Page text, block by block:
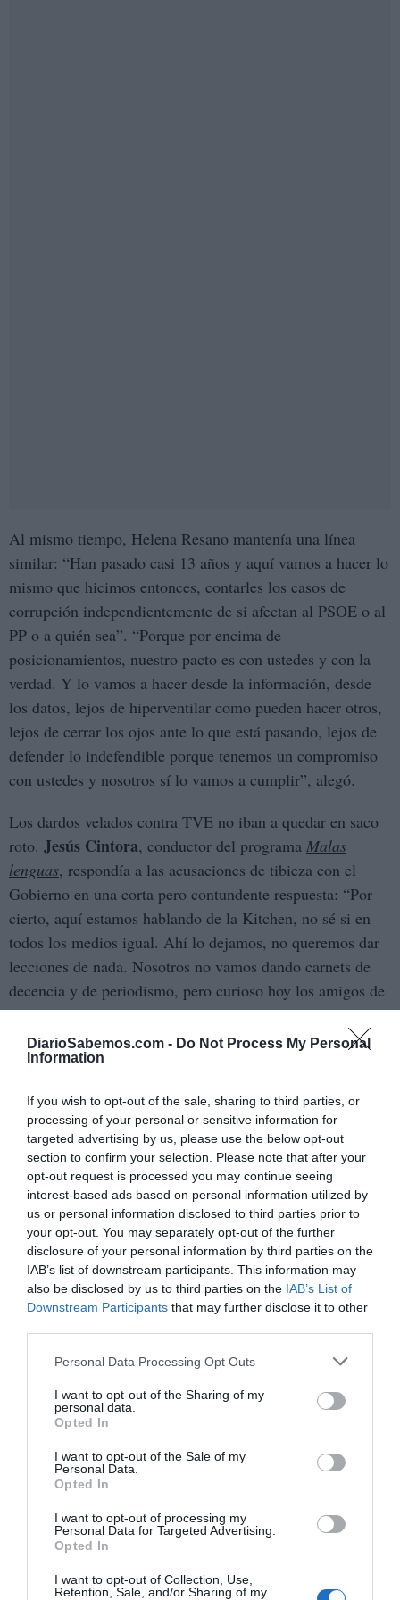
DiarioSabemos.com - Do Not Process My Personal
Information
If you wish to opt-out of the sale, sharing to third parties, or
processing of your personal or sensitive information for
targeted advertising by us, please use the below opt-out
section to confirm your selection. Please note that after your
opt-out request is processed you may continue seeing
interest-based ads based on personal information utilized by
us or personal information disclosed to third parties prior to
your opt-out. You may separately opt-out of the further
disclosure of your personal information by third parties on the
IAB’s list of downstream participants. This information may
also be disclosed by us to third parties on the IAB’s List of
Downstream Participants that may further disclose it to other
Personal Data Processing Opt Outs
I want to opt-out of the Sharing of my
personal data.
Opted In
I want to opt-out of the Sale of my
Personal Data.
Opted In
I want to opt-out of processing my
Personal Data for Targeted Advertising.
Opted In
I want to opt-out of Collection, Use,
Retention, Sale, and/or Sharing of my
Al mismo tiempo, Helena Resano mantenía una línea
similar: “Han pasado casi 13 años y aquí vamos a hacer lo
mismo que hicimos entonces, contarles los casos de
corrupción independientemente de si afectan al PSOE o al
PP o a quién sea”. “Porque por encima de
posicionamientos, nuestro pacto es con ustedes y con la
verdad. Y lo vamos a hacer desde la información, desde
los datos, lejos de hiperventilar como pueden hacer otros,
lejos de cerrar los ojos ante lo que está pasando, lejos de
defender lo indefendible porque tenemos un compromiso
con ustedes y nosotros sí lo vamos a cumplir”, alegó.
Los dardos velados contra TVE no iban a quedar en saco
roto. Jesús Cintora, conductor del programa Malas
lenguas, respondía a las acusaciones de tibieza con el
Gobierno en una corta pero contundente respuesta: “Por
cierto, aquí estamos hablando de la Kitchen, no sé si en
todos los medios igual. Ahí lo dejamos, no queremos dar
lecciones de nada. Nosotros no vamos dando carnets de
decencia y de periodismo, pero curioso hoy los amigos de
Fernández Díaz”.
Tras la guerra mediática se esconde una batalla por las
segunda generación, Cuatro volverá a superar a La Sexta
impulsado por el fuerte auge de los programas principales
de su parrilla gracias al caso Zapatero, comoEn boca de
todos, Horizonteo Todo es mentira. A falta de que se
complete el mes, Cuatro promedia un 6,5% frente al 5,9%
de La Sexta”, aseguraEl Plural. La Sexta ya no es la
tercera cadena en importancia del país, como siempre se
ha jactado, es la cuarta de cuatro. O sea, la última.
Mientras tanto, en las redes sociales proseguía la guerra.
Ana Pastor ponía un tuit “Vaia vaia. El pseudomedio
Crónica libreque se dedicó a difamar a fiscales, policías y
periodistas (de La Sexta) estaría financiado por el PSOE
según investiga el juez Pedraz”.
Pablo Iglesias, habitual
tertuliano de
Crónica Libreel medio que publicó los audios en
los que Ferreras, Casals, Villarejo y un jefe de la policía
conspiraban entre risas sobre cómo fabricar noticias como
las que ustedes dieron en La Sexta, acusándome –a
sabiendas de que era falso y a pocos días de unas
elecciones– de tener una cuenta en Granadinas en las que